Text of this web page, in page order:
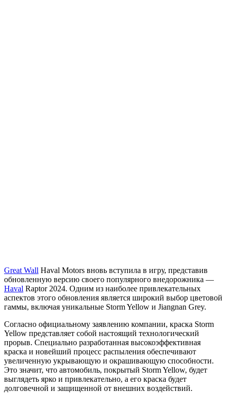
Great Wall Haval Motors вновь вступила в игру, представив
обновленную версию своего популярного внедорожника —
Haval Raptor 2024. Одним из наиболее привлекательных
аспектов этого обновления является широкий выбор цветовой
гаммы, включая уникальные Storm Yellow и Jiangnan Grey.
Согласно официальному заявлению компании, краска Storm
Yellow представляет собой настоящий технологический
прорыв. Специально разработанная высокоэффективная
краска и новейший процесс распыления обеспечивают
увеличенную укрывающую и окрашивающую способности.
Это значит, что автомобиль, покрытый Storm Yellow, будет
выглядеть ярко и привлекательно, а его краска будет
долговечной и защищенной от внешних воздействий.